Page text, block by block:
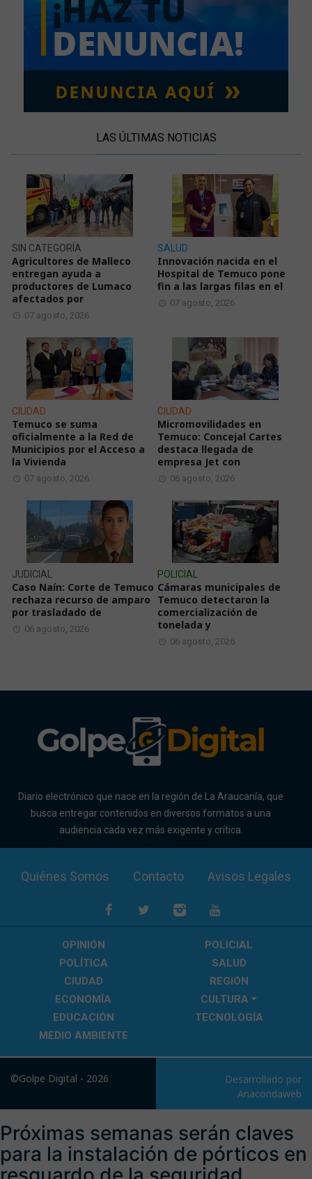
LAS ÚLTIMAS NOTICIAS
SIN CATEGORÍA
Agricultores de Malleco
entregan ayuda a
productores de Lumaco
afectados por
07 agosto, 2026
SALUD
Innovación nacida en el
Hospital de Temuco pone
fin a las largas filas en el
07 agosto, 2026
CIUDAD
Temuco se suma
oficialmente a la Red de
Municipios por el Acceso a
la Vivienda
07 agosto, 2026
CIUDAD
Micromovilidades en
Temuco: Concejal Cartes
destaca llegada de
empresa Jet con
06 agosto, 2026
JUDICIAL
Caso Naín: Corte de Temuco
rechaza recurso de amparo
por trasladado de
06 agosto, 2026
POLICIAL
Cámaras municipales de
Temuco detectaron la
comercialización de
tonelada y
06 agosto, 2026
Diario electrónico que nace en la región de La Araucanía, que
busca entregar contenidos en diversos formatos a una
audiencia cada vez más exigente y crítica.
Quiénes Somos Contacto Avisos Legales
OPINIÓN
POLICIAL
POLÍTICA
SALUD
CIUDAD
REGIÓN
ECONOMÍA
CULTURA
EDUCACIÓN
TECNOLOGÍA
MEDIO AMBIENTE
©Golpe Digital - 2026
Desarrollado por
Anacondaweb
Próximas semanas serán claves
para la instalación de pórticos en